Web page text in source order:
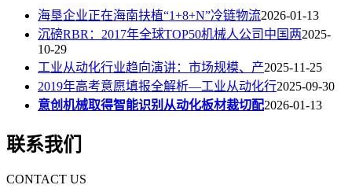
海垦企业正在海南扶植“1+8+N”冷链物流2026-01-13
沉磅RBR：2017年全球TOP50机械人公司中国两2025-
10-29
工业从动化行业趋向演讲：市场规模、产2025-11-25
2019年高考意愿填报全解析—工业从动化行2025-09-30
意创机械取得智能识别从动化板材裁切配2026-01-13
联系我们
CONTACT US